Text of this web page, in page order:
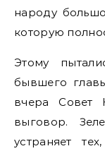
народу
которую
Этому
бывшего
вчера Совет
выговор.
устраняет